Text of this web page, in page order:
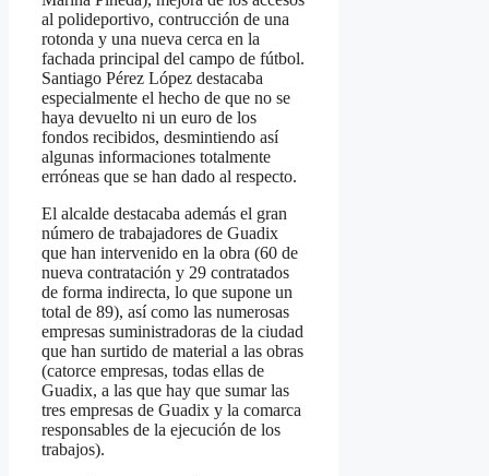
al polideportivo, contrucción de una
rotonda y una nueva cerca en la
fachada principal del campo de fútbol.
Santiago Pérez López destacaba
especialmente el hecho de que no se
haya devuelto ni un euro de los
fondos recibidos, desmintiendo así
algunas informaciones totalmente
erróneas que se han dado al respecto.
El alcalde destacaba además el gran
número de trabajadores de Guadix
que han intervenido en la obra (60 de
nueva contratación y 29 contratados
de forma indirecta, lo que supone un
total de 89), así como las numerosas
empresas suministradoras de la ciudad
que han surtido de material a las obras
(catorce empresas, todas ellas de
Guadix, a las que hay que sumar las
tres empresas de Guadix y la comarca
responsables de la ejecución de los
trabajos).